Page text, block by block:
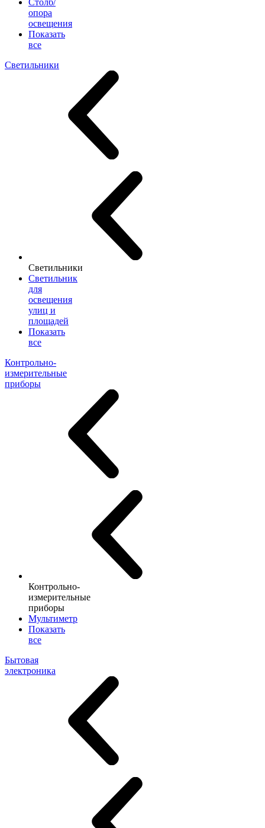
Столб/
опора
освещения
Показать
все
Светильники
Светильники
Светильник
для
освещения
улиц и
площадей
Показать
все
Контрольно-
измерительные
приборы
Контрольно-
измерительные
приборы
Мультиметр
Показать
все
Бытовая
электроника